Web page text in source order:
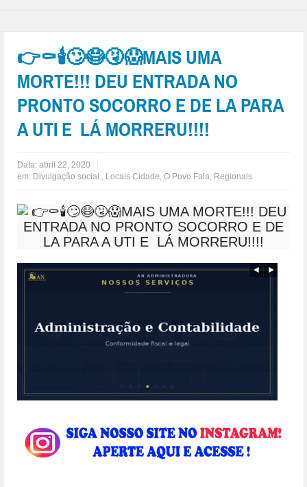
👉⚰🕯🙄😷🤧😱MAIS UMA
MORTE!!! DEU ENTRADA NO
PRONTO SOCORRO E DE LA PARA
A UTI E LÁ MORRERU!!!!
Data:abril 22, 2020
em: Divulgação social., Locais Cidade,O Povo Fala, Regionais